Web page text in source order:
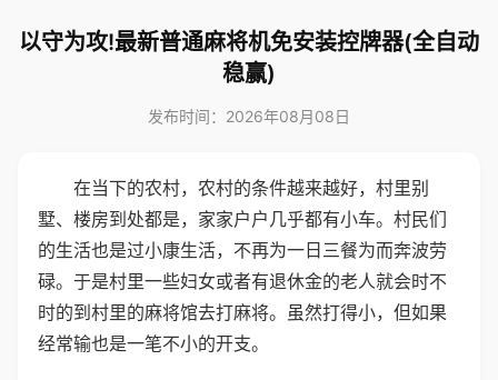
以守为攻!最新普通麻将机免安装控牌器(全自动
稳赢)
发布时间：2026年08月08日
在当下的农村，农村的条件越来越好，村里别
墅、楼房到处都是，家家户户几乎都有小车。村民们
的生活也是过小康生活，不再为一日三餐为而奔波劳
碌。于是村里一些妇女或者有退休金的老人就会时不
时的到村里的麻将馆去打麻将。虽然打得小，但如果
经常输也是一笔不小的开支。